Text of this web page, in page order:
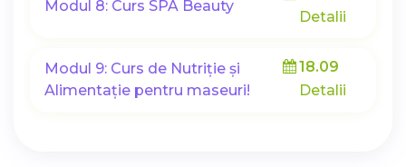
Modul 8: Curs SPA Beauty
Detalii
Modul 9: Curs de Nutriție și
Alimentație pentru maseuri!
18.09
Detalii